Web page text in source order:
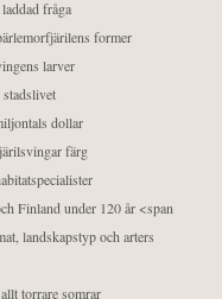
fråga
former
larver
dollar
färg
Finland under 120 år <span
landskapstyp och arters
torrare somrar